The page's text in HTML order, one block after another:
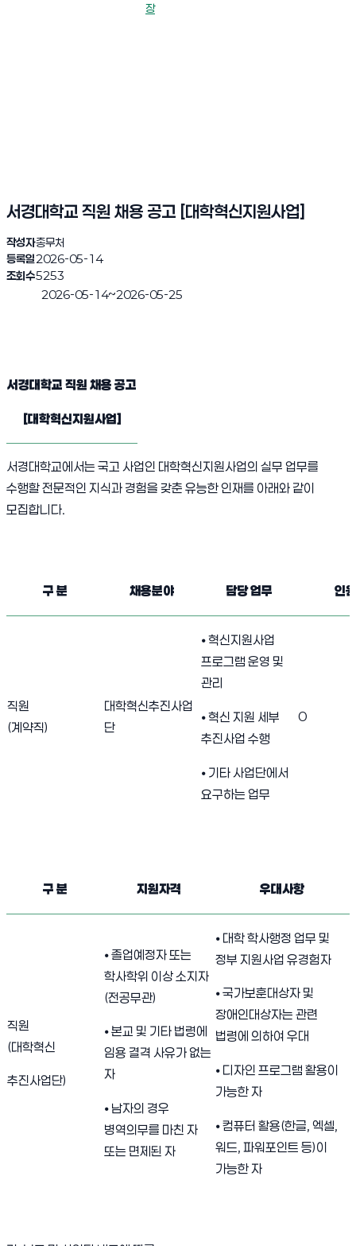
장
서경대학교 직원 채용 공고 [대학혁신지원사업]
작성자총무처
등록일2026-05-14
조회수5253
2026-05-14~2026-05-25
서경대학교 직원 채용 공고
[대학혁신지원사업]
서경대학교에서는 국고 사업인 대학혁신지원사업의 실무 업무를
수행할 전문적인 지식과 경험을 갖춘 유능한 인재를 아래와 같이
모집합니다.
구 분 채용분야 담당 업무 인원
직원
(계약직)
대학혁신추진사업
단
⦁ 혁신지원사업
프로그램 운영 및
관리
⦁ 혁신 지원 세부
추진사업 수행
⦁ 기타 사업단에서
요구하는 업무
0
구 분 지원자격 우대사항
직원
(대학혁신
추진사업단)
⦁ 졸업예정자 또는
학사학위 이상 소지자
(전공무관)
⦁ 본교 및 기타 법령에
임용 결격 사유가 없는
자
⦁ 남자의 경우
병역의무를 마친 자
또는 면제된 자
⦁ 대학 학사행정 업무 및
정부 지원사업 유경험자
⦁ 국가보훈대상자 및
장애인대상자는 관련
법령에 의하여 우대
⦁ 디자인 프로그램 활용이
가능한 자
⦁ 컴퓨터 활용(한글, 엑셀,
워드, 파워포인트 등)이
가능한 자